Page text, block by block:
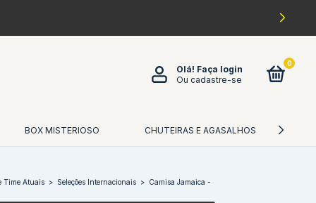
Olá! Faça login
Ou cadastre-se
0
BOX MISTERIOSO CHUTEIRAS E AGASALHOS
Time Atuais > Seleções Internacionais > Camisa Jamaica -